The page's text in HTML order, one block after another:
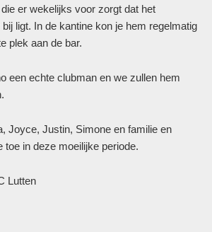
er wekelijks voor zorgt dat het
ligt. In de kantine kon je hem regelmatig
plek aan de bar.
een echte clubman en we zullen hem
Joyce, Justin, Simone en familie en
toe in deze moeilijke periode.
Lutten